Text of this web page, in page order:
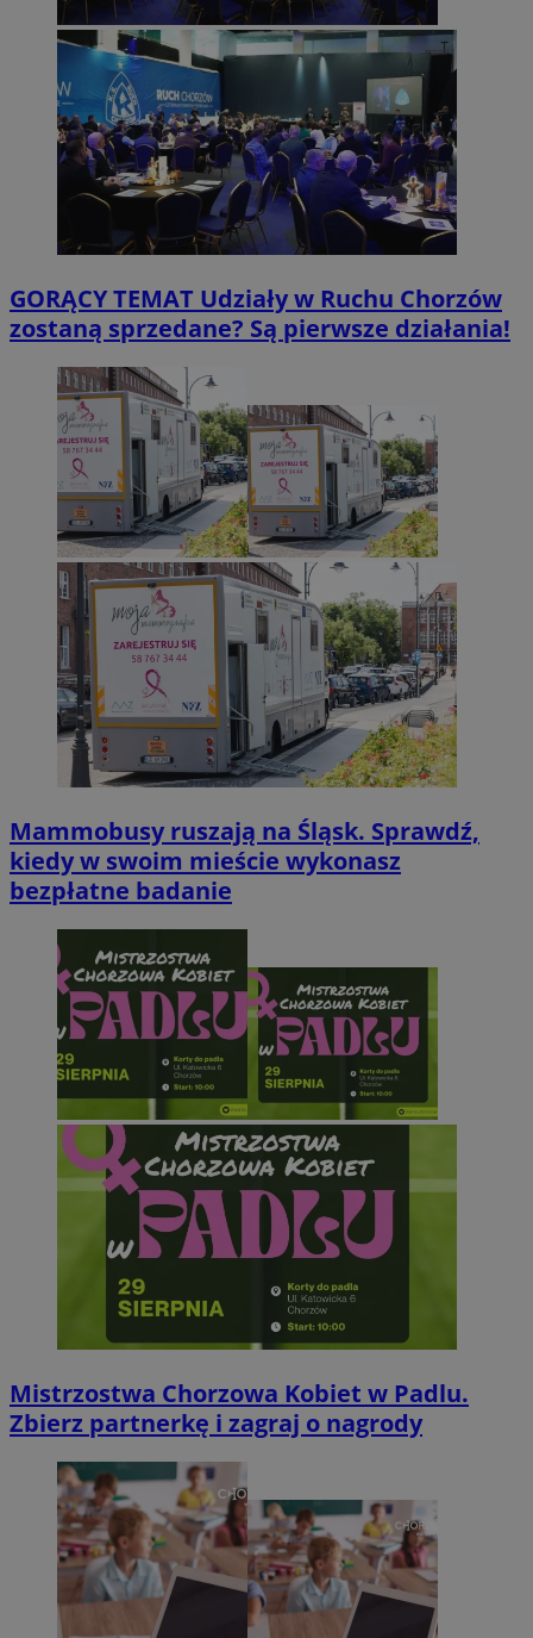
GORĄCY TEMAT Udziały w Ruchu Chorzów
zostaną sprzedane? Są pierwsze działania!
Mammobusy ruszają na Śląsk. Sprawdź,
kiedy w swoim mieście wykonasz
bezpłatne badanie
Mistrzostwa Chorzowa Kobiet w Padlu.
Zbierz partnerkę i zagraj o nagrody